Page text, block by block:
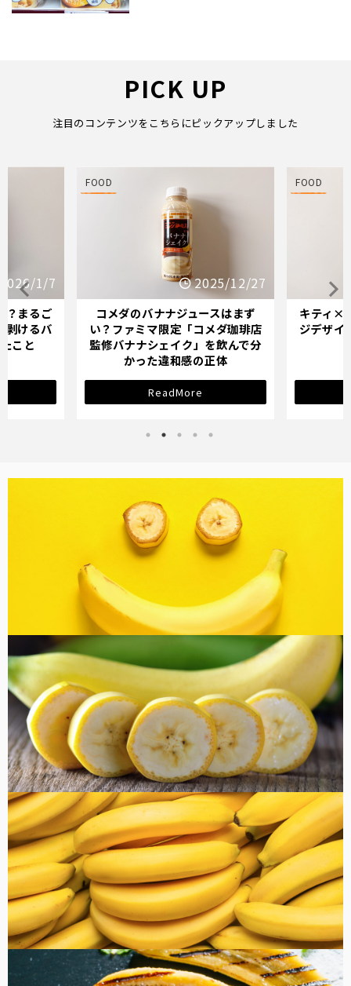
PICK UP
注目のコンテンツをこちらにピックアップしました
12/27
はまず
ダ珈琲店
んで分
FOOD
2025/12/21
キティ×バナナミルクのパッケー
ジデザインが示す「学び直し」の
サインとは？
ReadMore
FOOD
オイシッ
ている人
コラム
健康・美容
FOOD